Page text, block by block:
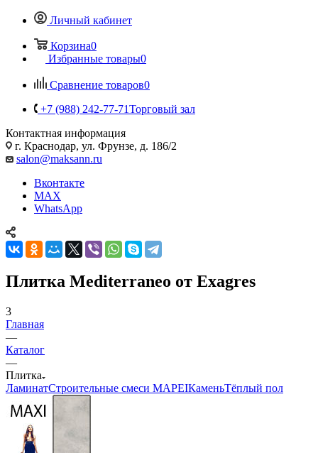
Личный кабинет
Корзина0
Избранные товары0
Сравнение товаров0
+7 (988) 242-77-71Торговый зал
Контактная информация
г. Краснодар, ул. Фрунзе, д. 186/2
salon@maksann.ru
Вконтакте
MAX
WhatsApp
Плитка Mediterraneo от Exagres
3
Главная
—
Каталог
—
Плитка
ЛаминатСтроительные смеси MAPEIКаменьТёплый пол